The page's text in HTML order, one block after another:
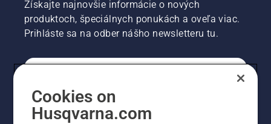
Získajte najnovšie informácie o nových
produktoch, špeciálnych ponukách a oveľa viac.
Prihláste sa na odber nášho newsletteru tu.
PROFESIONÁLNE
Cookies on
Husqvarna.com